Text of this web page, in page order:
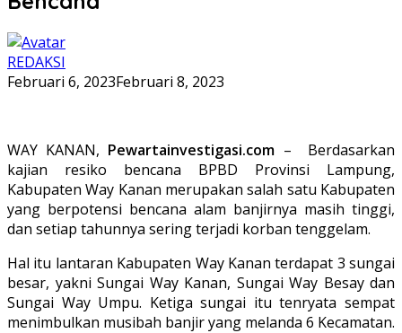
REDAKSI
Februari 6, 2023Februari 8, 2023
WAY KANAN, Pewartainvestigasi.com – Berdasarkan
kajian resiko bencana BPBD Provinsi Lampung,
Kabupaten Way Kanan merupakan salah satu Kabupaten
yang berpotensi bencana alam banjirnya masih tinggi,
dan setiap tahunnya sering terjadi korban tenggelam.
Hal itu lantaran Kabupaten Way Kanan terdapat 3 sungai
besar, yakni Sungai Way Kanan, Sungai Way Besay dan
Sungai Way Umpu. Ketiga sungai itu tenryata sempat
menimbulkan musibah banjir yang melanda 6 Kecamatan.